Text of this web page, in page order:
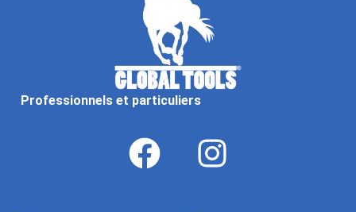
Professionnels et particuliers